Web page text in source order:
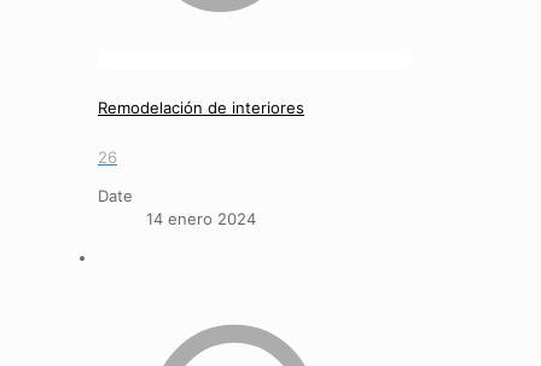
Remodelación de interiores
26
Date
14 enero 2024